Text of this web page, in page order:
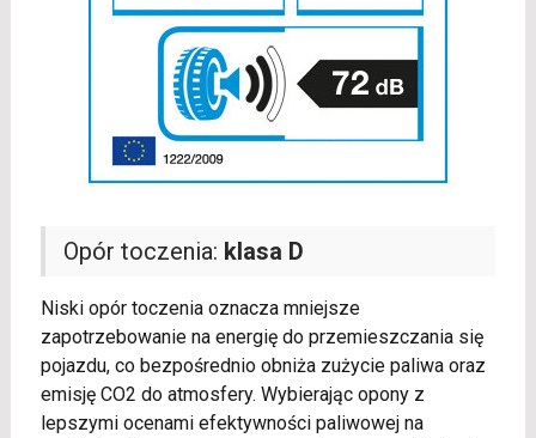
Opór toczenia: klasa D
Niski opór toczenia oznacza mniejsze
zapotrzebowanie na energię do przemieszczania się
pojazdu, co bezpośrednio obniża zużycie paliwa oraz
emisję CO2 do atmosfery. Wybierając opony z
lepszymi ocenami efektywności paliwowej na